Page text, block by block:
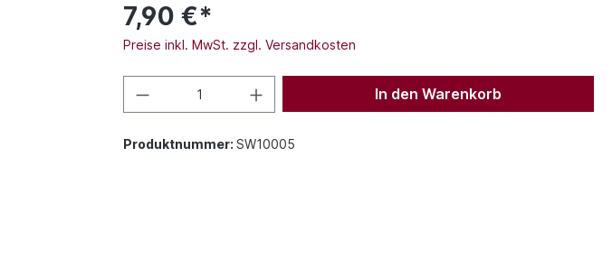
7,90 €*
Preise inkl. MwSt. zzgl. Versandkosten
In den Warenkorb
Produktnummer: SW10005